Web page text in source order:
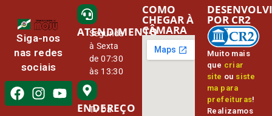
Siga-nos
nas redes
sociais
ATENDIMENTO
Segunda
à Sexta
de 07:30
às 13:30
ENDEREÇO
Tv Da
COMO
CHEGAR À
CÂMARA
Muito mais
que criar
site ou siste
ma para
prefeituras!
Realizamos
POR CR2